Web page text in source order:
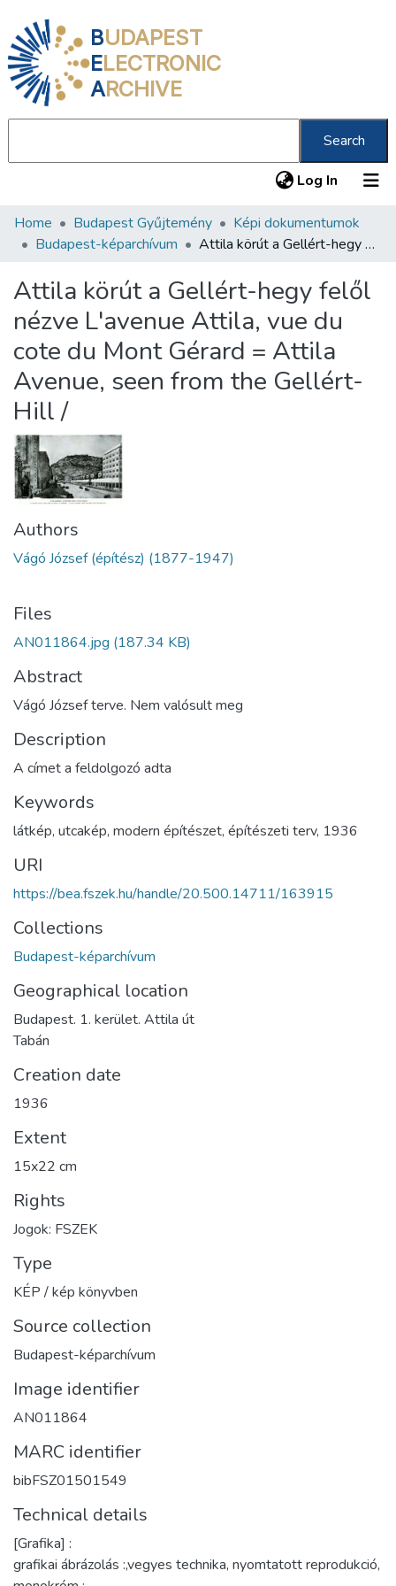
BUDAPEST
ELECTRONIC
ARCHIVE
Search
Log In (current)
Communities & Collections
Statistics
About us
Home Budapest Gyűjtemény
Képi dokumentumok
Budapest-képarchívum
Attila körút a Gellért-hegy felől nézve L'avenue Attila, vue du cote du Mont Gérard = Attila Avenue, seen from the Gellért-Hill /
Attila körút a Gellért-hegy felől
nézve L'avenue Attila, vue du
cote du Mont Gérard = Attila
Avenue, seen from the Gellért-
Hill /
Authors
Vágó József (építész) (1877-1947)
Files
AN011864.jpg (187.34 KB)
Abstract
Vágó József terve. Nem valósult meg
Description
A címet a feldolgozó adta
Keywords
látkép, utcakép, modern építészet, építészeti terv, 1936
URI
https://bea.fszek.hu/handle/20.500.14711/163915
Collections
Budapest-képarchívum
Geographical location
Budapest. 1. kerület. Attila út
Tabán
Creation date
1936
Extent
15x22 cm
Rights
Jogok: FSZEK
Type
KÉP / kép könyvben
Source collection
Budapest-képarchívum
Image identifier
AN011864
MARC identifier
bibFSZ01501549
Technical details
[Grafika] :
grafikai ábrázolás :,vegyes technika, nyomtatott reprodukció,